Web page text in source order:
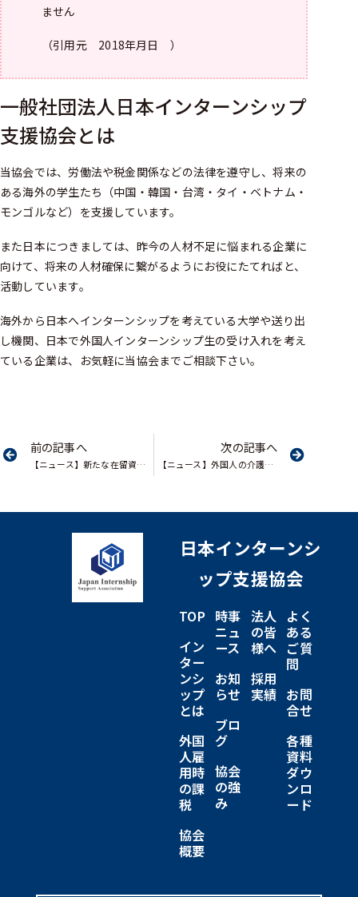
ません
（引用元 2018年月日 ）
一般社団法人日本インターンシップ
支援協会とは
当協会では、労働法や税金関係などの法律を遵守し、将来の
ある海外の学生たち（中国・韓国・台湾・タイ・ベトナム・
モンゴルなど）を支援しています。
また日本につきましては、昨今の人材不足に悩まれる企業に
向けて、将来の人材確保に繋がるようにお役にたてればと、
活動しています。
海外から日本へインターンシップを考えている大学や送り出
し機関、日本で外国人インターンシップ生の受け入れを考え
ている企業は、お気軽に当協会までご相談下さい。
前の記事へ
【ニュース】新たな在留資格 技能実習後、５年就労可 政府、来春創設へ 労働力確保狙う
次の記事へ
【ニュース】外国人の介護実習生、初の受け入れ ６月にも中国の２人
日本インターンシ
ップ支援協会
TOP
イン
ター
ンシ
ップ
とは
外国
人雇
用時
の課
税
協会
概要
時事
ニュ
ース
お知
らせ
ブロ
グ
協会
の強
み
法人
の皆
様へ
採用
実績
よく
ある
ご質
問
お問
合せ
各種
資料
ダウ
ンロ
ード